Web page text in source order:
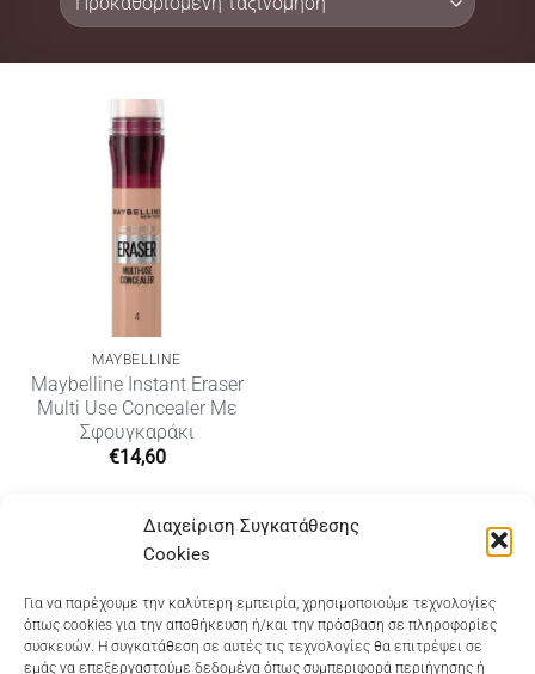
Διαχείριση Συγκατάθεσης
Cookies
Για να παρέχουμε την καλύτερη εμπειρία, χρησιμοποιούμε τεχνολογίες
όπως cookies για την αποθήκευση ή/και την πρόσβαση σε πληροφορίες
συσκευών. Η συγκατάθεση σε αυτές τις τεχνολογίες θα επιτρέψει σε
εμάς να επεξεργαστούμε δεδομένα όπως συμπεριφορά περιήγησης ή
MAYBELLINE
Maybelline Instant Eraser
Multi Use Concealer Με
Σφουγκαράκι
€14,60
Dioni Hair Care, Ζυμβρακάκηδων 33, τηλ 28210
91906